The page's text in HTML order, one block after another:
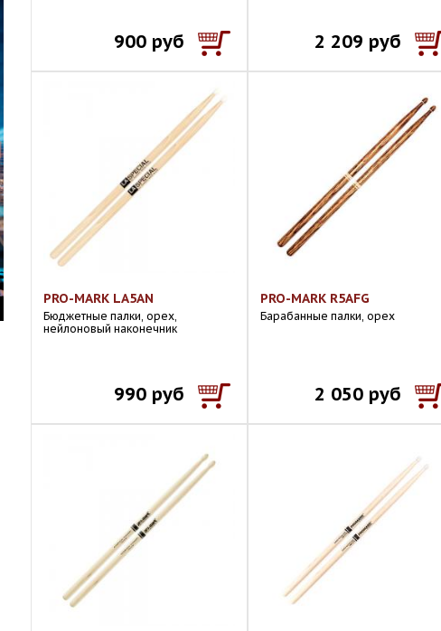
900 руб 2 209 руб
PRO-MARK LA5AN
Бюджетные палки, орех,
нейлоновый наконечник
990 руб
PRO-MARK R5AFG
Барабанные палки, орех
2 050 руб